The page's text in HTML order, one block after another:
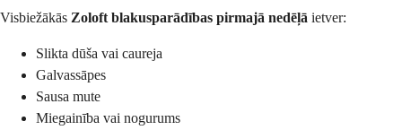
Visbiežākās Zoloft blakusparādības pirmajā nedēļā ietver:
Slikta dūša vai caureja
Galvassāpes
Sausa mute
Miegainība vai nogurums